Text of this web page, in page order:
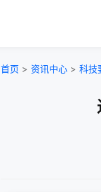
首页 > 资讯中心 > 科技